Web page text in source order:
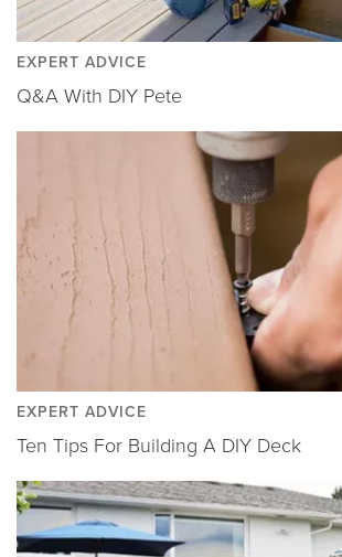
EXPERT ADVICE
Q&A With DIY Pete
EXPERT ADVICE
Ten Tips For Building A DIY Deck